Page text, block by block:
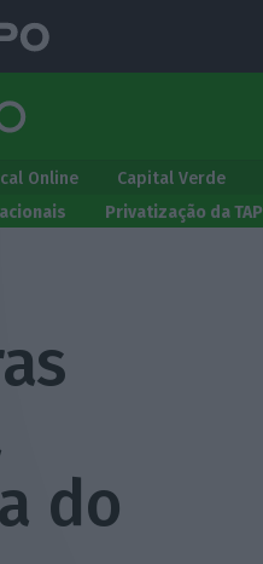
Online Capital Verde
Privatização da TAP
do